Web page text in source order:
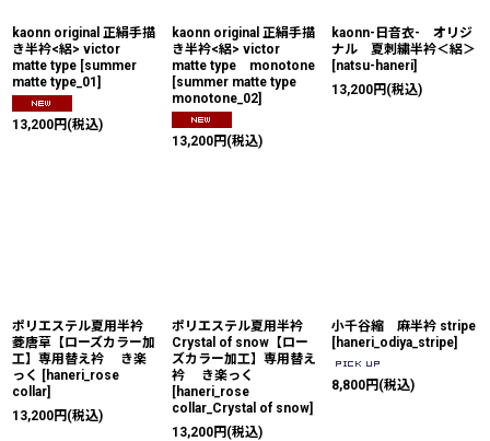
kaonn original 正絹手描
き半衿<絽> victor
matte type [summer
matte type_01]
13,200円 (税込)
kaonn original 正絹手描
き半衿<絽> victor
matte type monotone
[summer matte type
monotone_02]
13,200円 (税込)
kaonn-日音衣- オリジ
ナル 夏刺繍半衿＜絽＞
[natsu-haneri]
13,200円 (税込)
ポリエステル夏用半衿
菱唐草【ローズカラー加
工】専用替え衿 き楽
っく [haneri_rose
collar]
13,200円 (税込)
ポリエステル夏用半衿
Crystal of snow【ロー
ズカラー加工】専用替え
衿 き楽っく
[haneri_rose
collar_Crystal of snow]
13,200円 (税込)
小千谷縮 麻半衿 stripe
[haneri_odiya_stripe]
8,800円 (税込)